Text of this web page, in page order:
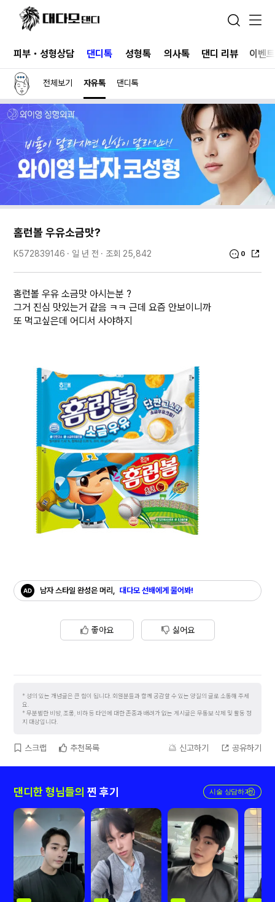
피부・성형상담 댄디톡 성형톡 의사톡 댄디 리뷰 이벤트
전체보기 자유톡 댄디톡
홈런볼 우유소금맛?
K572839146 일 년 전 조회 25,842 0
홈런볼 우유 소금맛 아시는분 ?
그거 진심 맛있는거 같음 ㅋㅋ 근데 요즘 안보이니까
또 먹고싶은데 어디서 사야하지
남자 스타일 완성은 머리, 대다모 선배에게 물어봐!
좋아요 싫어요
성의 있는 개념글은 큰 힘이 됩니다. 회원분들과 함께 공감할 수 있는 양질의 글로 소통해 주세
요.
무분별한 비방, 조롱, 비하 등 타인에 대한 존중과 배려가 없는 게시글은 무통보 삭제 및 활동 정
지 대상입니다.
스크랩 추천목록 신고하기 공유하기
댄디한 형님들의 찐 후기